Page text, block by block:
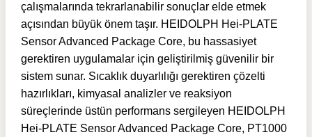
çalışmalarında tekrarlanabilir sonuçlar elde etmek
açısından büyük önem taşır. HEIDOLPH Hei-PLATE
Sensor Advanced Package Core, bu hassasiyet
gerektiren uygulamalar için geliştirilmiş güvenilir bir
sistem sunar. Sıcaklık duyarlılığı gerektiren çözelti
hazırlıkları, kimyasal analizler ve reaksiyon
süreçlerinde üstün performans sergileyen HEIDOLPH
Hei-PLATE Sensor Advanced Package Core, PT1000